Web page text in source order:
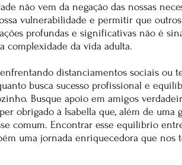
não vem da negação das nossas
vulnerabilidade e permitir que
profundas e significativas não é
complexidade da vida adulta.
distanciamentos sociais ou
busca sucesso profissional e
Busque apoio em amigos
obrigado à Isabella que, além de uma
comum. Encontrar esse equilíbrio
uma jornada enriquecedora que nos